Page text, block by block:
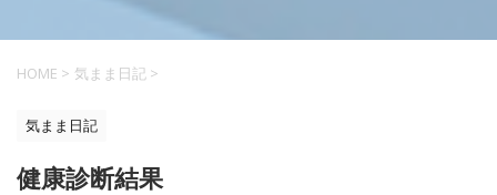
HOME > 気まま日記 >
気まま日記
健康診断結果